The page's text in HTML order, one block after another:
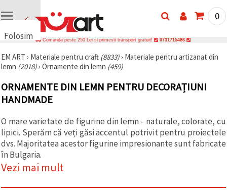
Folosim
uri
🍪 Folosim
și
tehnologii
similare
asigura
funcționarea
corectă a
site-ului,
pentru a vă
îmbunătăți
experiența
0
Comanda peste 250 Lei si primesti transport gratuit! 0731715486
EM ART › Materiale pentru craft (8833)› Materiale pentru artizanat din
lemn (2018)› Ornamente din lemn (459)
ORNAMENTE DIN LEMN PENTRU DECORAȚIUNI
HANDMADE
O mare varietate de figurine din lemn - naturale, colorate, cu
lipici. Sperăm că veți găsi accentul potrivit pentru proiectele
dvs. Majoritatea acestor figurine impresionante sunt fabricate
în Bulgaria.
Vezi mai mult